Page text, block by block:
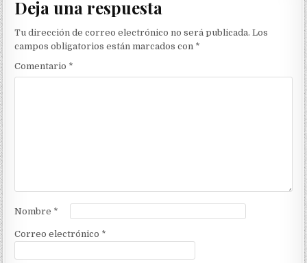
Deja una respuesta
Tu dirección de correo electrónico no será publicada. Los
campos obligatorios están marcados con *
Comentario *
Nombre *
Correo electrónico *